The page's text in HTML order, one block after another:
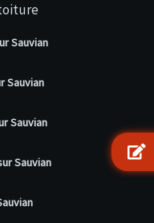
Sauvian
Sauvian
Sauvian
Sauvian